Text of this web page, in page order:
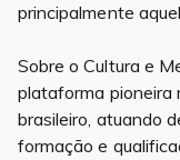
principalmente
Sobre o Cultura e
plataforma pioneira
brasileiro, atuando
formação e